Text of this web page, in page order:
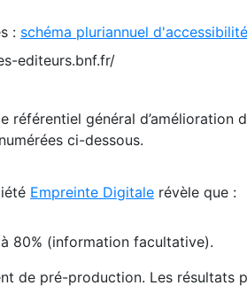
: schéma pluriannuel
editeurs.bnf.fr/
général d’amélioration
ci-dessous.
Empreinte Digitale révèle que :
80% (information facultative).
de pré-production. Les résultats